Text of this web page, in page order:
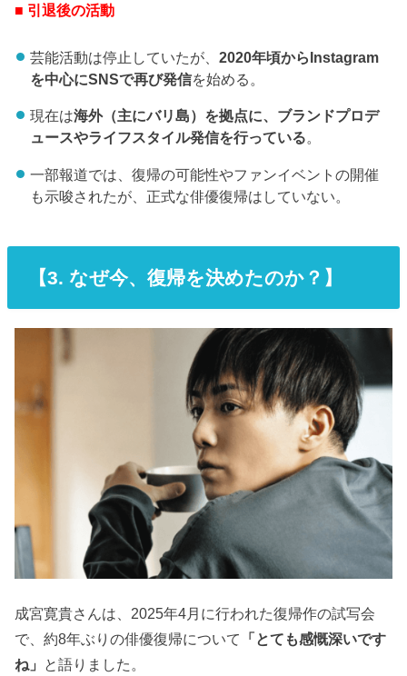
■ 引退後の活動
芸能活動は停止していたが、 2020年頃からInstagram
を中心にSNSで再び発信を始める。
現在は海外（主にバリ島）を拠点に、ブランドプロデ
ュースやライフスタイル発信を行っている。
一部報道では、復帰の可能性やファンイベントの開催
も示唆されたが、正式な俳優復帰はしていない。
【3. なぜ今、復帰を決めたのか？】
成宮寛貴さんは、2025年4月に行われた復帰作の試写会
で、約8年ぶりの俳優復帰について
「とても感慨深いです
ね」 と語りました。